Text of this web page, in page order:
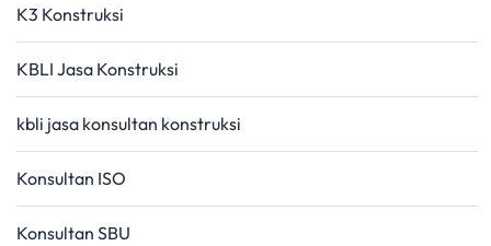
K3 Konstruksi
KBLI Jasa Konstruksi
kbli jasa konsultan konstruksi
Konsultan ISO
Konsultan SBU